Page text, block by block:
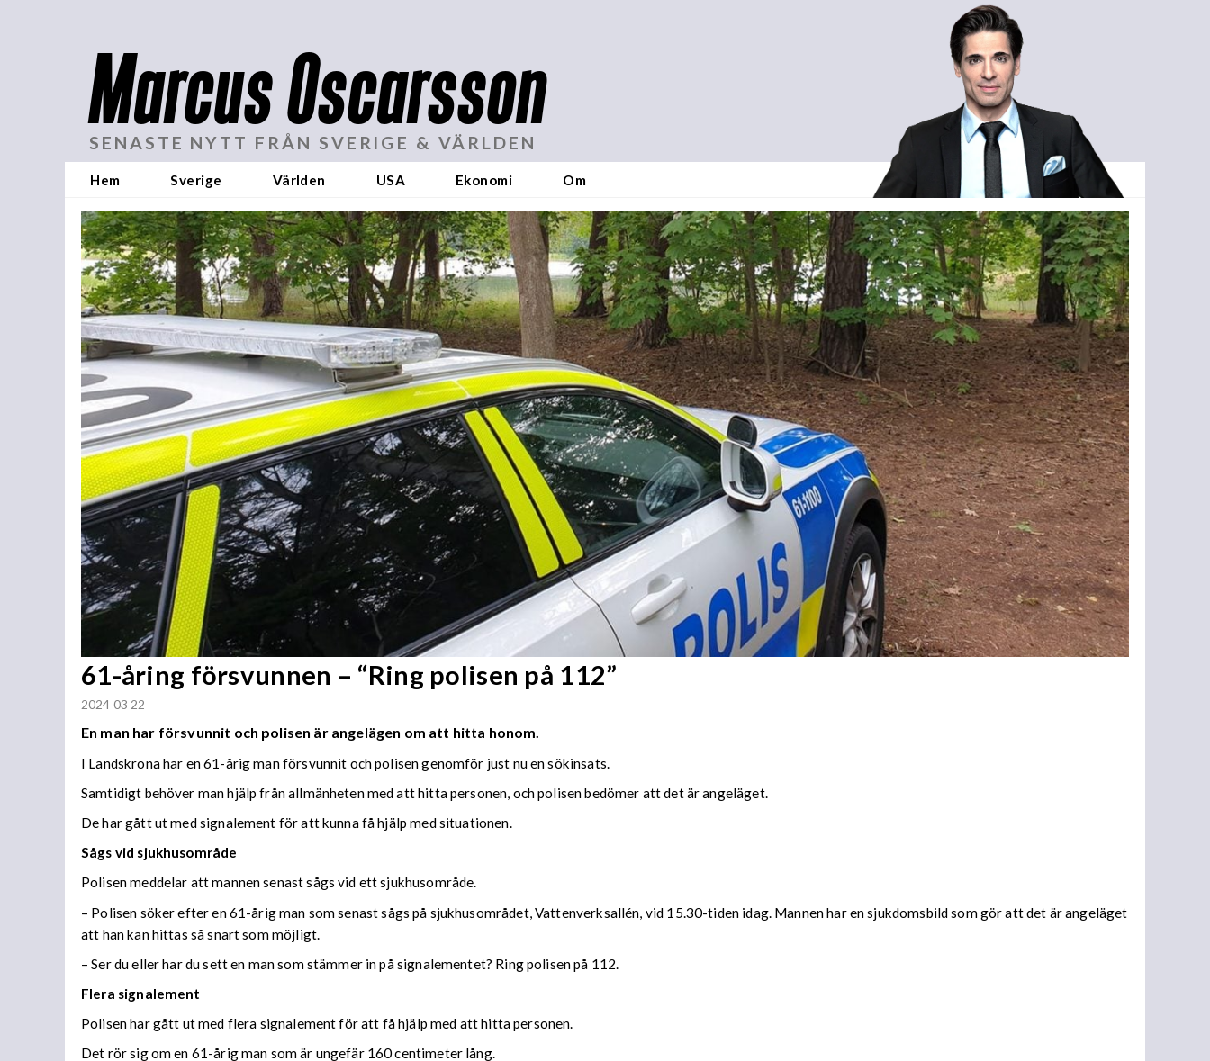
Marcus Oscarsson
SENASTE NYTT FRÅN SVERIGE & VÄRLDEN
Hem Sverige Världen USA Ekonomi Om
61-åring försvunnen – “Ring polisen på 112”
2024 03 22
En man har försvunnit och polisen är angelägen om att hitta honom.
I Landskrona har en 61-årig man försvunnit och polisen genomför just nu en sökinsats.
Samtidigt behöver man hjälp från allmänheten med att hitta personen, och polisen bedömer att det är angeläget.
De har gått ut med signalement för att kunna få hjälp med situationen.
Sågs vid sjukhusområde
Polisen meddelar att mannen senast sågs vid ett sjukhusområde.
– Polisen söker efter en 61-årig man som senast sågs på sjukhusområdet, Vattenverksallén, vid 15.30-tiden idag. Mannen har en sjukdomsbild som gör att det är angeläget
att han kan hittas så snart som möjligt.
– Ser du eller har du sett en man som stämmer in på signalementet? Ring polisen på 112.
Flera signalement
Polisen har gått ut med flera signalement för att få hjälp med att hitta personen.
Det rör sig om en 61-årig man som är ungefär 160 centimeter lång.